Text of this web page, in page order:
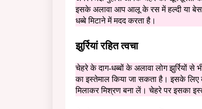
इसके अलावा आप आलू के रस में हल्दी या
धब्बे मिटाने में मदद करता है।
झुर्रियां रहित त्वचा
चेहरे के दाग-धब्बों के अलावा लोग झुर्रियों
का इस्तेमाल किया जा सकता है। इसके
मिलाकर मिश्रण बना लें। चेहरे पर इसका